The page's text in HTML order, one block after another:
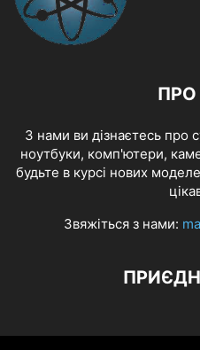
ПРО
З нами ви дізнаєтесь про
ноутбуки, комп'ютери,
будьте в курсі нових
Звяжіться з нами: